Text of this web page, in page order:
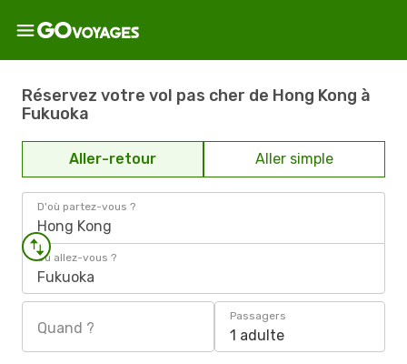
Réservez votre vol pas cher de Hong Kong à
Fukuoka
Aller-retour Aller simple
D'où partez-vous ?
Hong Kong
Où allez-vous ?
Fukuoka
Quand ?
Passagers
1 adulte